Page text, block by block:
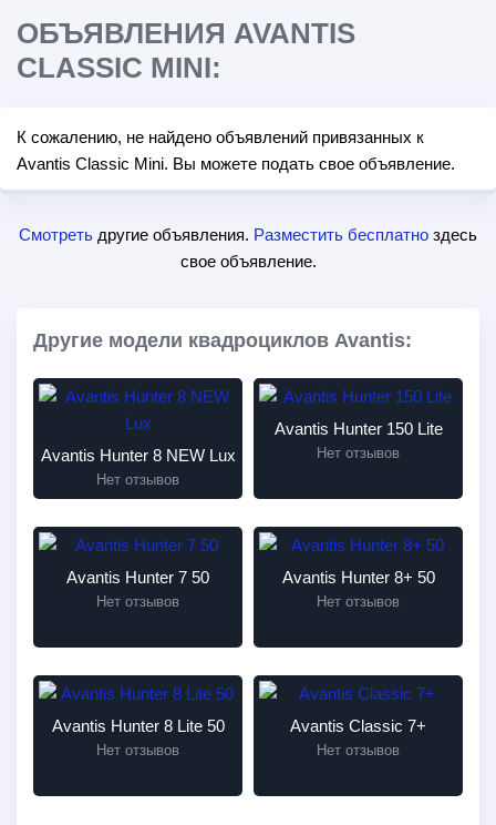
ОБЪЯВЛЕНИЯ AVANTIS
CLASSIC MINI:
К сожалению, не найдено объявлений привязанных к
Avantis Classic Mini. Вы можете подать свое объявление.
Смотреть другие объявления. Разместить бесплатно здесь
свое объявление.
Другие модели квадроциклов Avantis:
Avantis Hunter 8 NEW Lux
Нет отзывов
Avantis Hunter 150 Lite
Нет отзывов
Avantis Hunter 7 50
Нет отзывов
Avantis Hunter 8+ 50
Нет отзывов
Avantis Hunter 8 Lite 50
Нет отзывов
Avantis Classic 7+
Нет отзывов